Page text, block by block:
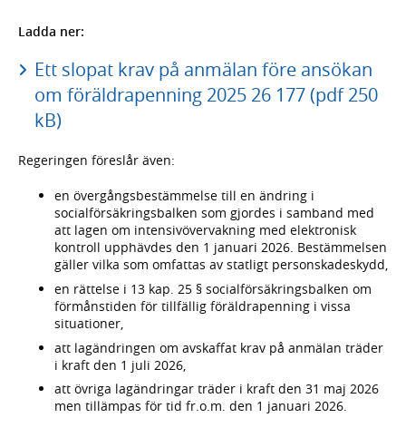
Ladda ner:
Ett slopat krav på anmälan före ansökan
om föräldrapenning 2025 26 177 (pdf 250
kB)
Regeringen föreslår även:
en övergångsbestämmelse till en ändring i
socialförsäkringsbalken som gjordes i samband med
att lagen om intensivövervakning med elektronisk
kontroll upphävdes den 1 januari 2026. Bestämmelsen
gäller vilka som omfattas av statligt personskadeskydd,
en rättelse i 13 kap. 25 § socialförsäkringsbalken om
förmånstiden för tillfällig föräldrapenning i vissa
situationer,
att lagändringen om avskaffat krav på anmälan träder
i kraft den 1 juli 2026,
att övriga lagändringar träder i kraft den 31 maj 2026
men tillämpas för tid fr.o.m. den 1 januari 2026.